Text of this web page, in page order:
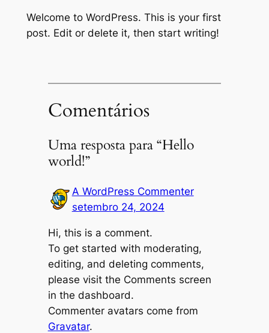
Welcome to WordPress. This is your first
post. Edit or delete it, then start writing!
Comentários
Uma resposta para “Hello
world!”
A WordPress Commenter
setembro 24, 2024
Hi, this is a comment.
To get started with moderating,
editing, and deleting comments,
please visit the Comments screen
in the dashboard.
Commenter avatars come from
Gravatar.